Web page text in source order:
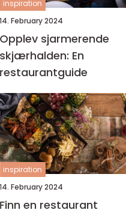
inspiration
14. February 2024
Opplev sjarmerende
skjærhalden: En
restaurantguide
inspiration
14. February 2024
Finn en restaurant